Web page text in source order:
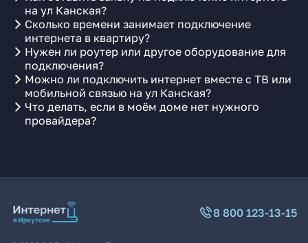
на ул Канская?
Сколько времени занимает подключение
интернета в квартиру?
Нужен ли роутер или другое оборудование для
подключения?
Можно ли подключить интернет вместе с ТВ или
мобильной связью на ул Канская?
Что делать, если в моём доме нет нужного
провайдера?
8 800 123-13-15